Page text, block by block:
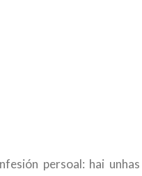
persoal: hai